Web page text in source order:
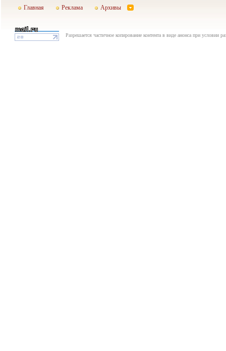
Главная Реклама Архивы
Разрешается частичное копирование контента в виде анонса при условии